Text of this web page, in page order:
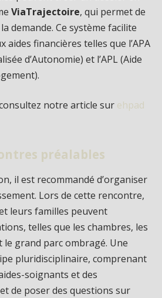
ViaTrajectoire, qui permet de
demande. Ce système facilite
aides financières telles que l’APA
d’Autonomie) et l’APL (Aide
notre article sur ehpad
préalables
il est recommandé d’organiser
Lors de cette rencontre,
leurs familles peuvent
telles que les chambres, les
le grand parc ombragé. Une
pluridisciplinaire, comprenant
soignants et des
de poser des questions sur